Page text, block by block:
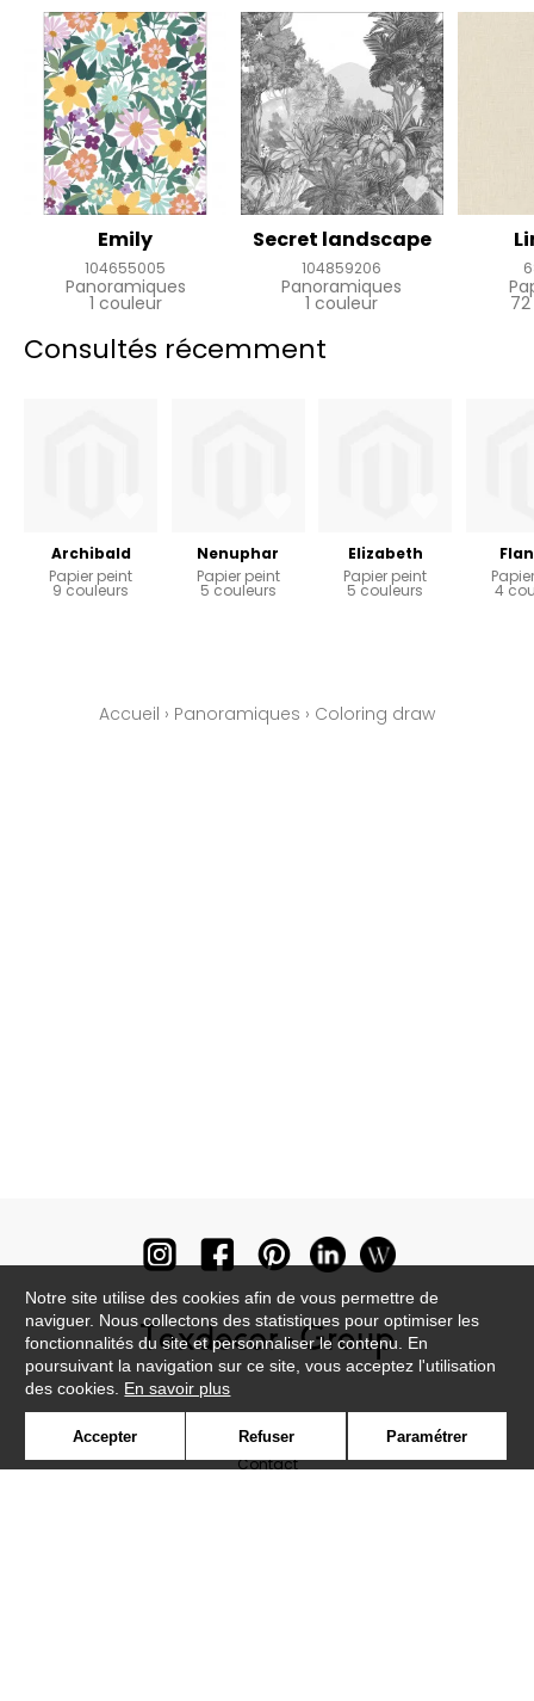
Emily
104655005
Panoramiques
1 couleur
Secret landscape
104859206
Panoramiques
1 couleur
Consultés récemment
Archibald
Papier peint
9 couleurs
Nenuphar
Papier peint
5 couleurs
Elizabeth
Papier peint
5 couleurs 4
Accueil › Panoramiques › Coloring draw
Contact
Notre site utilise des cookies afin de vous permettre de
naviguer. Nous collectons des statistiques pour optimiser les
fonctionnalités du site et personnaliser le contenu. En
poursuivant la navigation sur ce site, vous acceptez l'utilisation
des cookies. En savoir plus
Accepter Refuser Paramétrer